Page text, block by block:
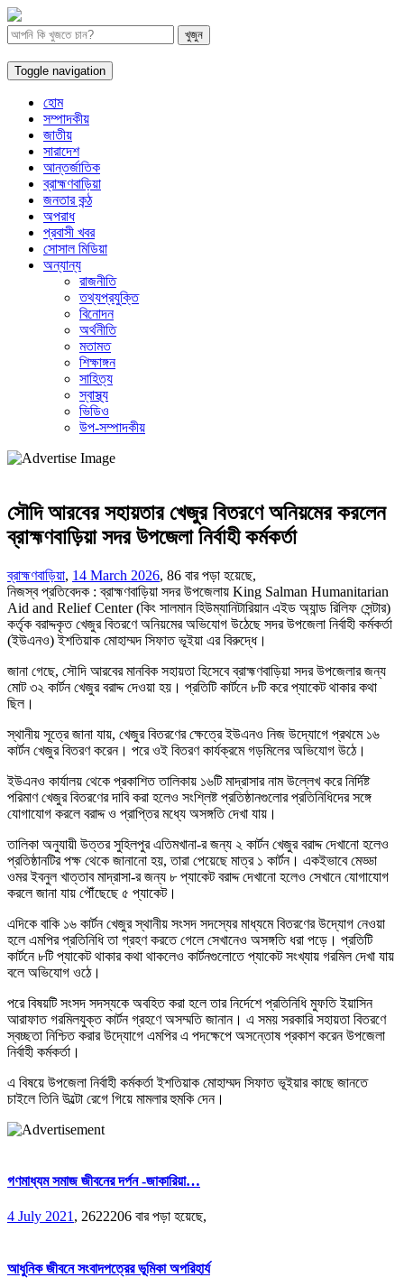
Toggle navigation
হোম
সম্পাদকীয়
জাতীয়
সারাদেশ
আন্তর্জাতিক
ব্রাহ্মণবাড়িয়া
জনতার কন্ঠ
অপরাধ
প্রবাসী খবর
সোসাল মিডিয়া
অন্যান্য
রাজনীতি
তথ্যপ্রযুক্তি
বিনোদন
অর্থনীতি
মতামত
শিক্ষাঙ্গন
সাহিত্য
স্বাস্থ্য
ভিডিও
উপ-সম্পাদকীয়
সৌদি আরবের সহায়তার খেজুর বিতরণে অনিয়মের করলেন
ব্রাহ্মণবাড়িয়া সদর উপজেলা নির্বাহী কর্মকর্তা
ব্রাহ্মণবাড়িয়া, 14 March 2026, 86 বার পড়া হয়েছে,
নিজস্ব প্রতিবেদক : ব্রাহ্মণবাড়িয়া সদর উপজেলায় King Salman Humanitarian
Aid and Relief Center (কিং সালমান হিউম্যানিটারিয়ান এইড অ্যান্ড রিলিফ সেন্টার)
কর্তৃক বরাদ্দকৃত খেজুর বিতরণে অনিয়মের অভিযোগ উঠেছে সদর উপজেলা নির্বাহী কর্মকর্তা
(ইউএনও) ইশতিয়াক মোহাম্মদ সিফাত ভূইয়া এর বিরুদ্ধে।
জানা গেছে, সৌদি আরবের মানবিক সহায়তা হিসেবে ব্রাহ্মণবাড়িয়া সদর উপজেলার জন্য
মোট ৩২ কার্টন খেজুর বরাদ্দ দেওয়া হয়। প্রতিটি কার্টনে ৮টি করে প্যাকেট থাকার কথা
ছিল।
স্থানীয় সূত্রে জানা যায়, খেজুর বিতরণের ক্ষেত্রে ইউএনও নিজ উদ্যোগে প্রথমে ১৬
কার্টন খেজুর বিতরণ করেন। পরে ওই বিতরণ কার্যক্রমে গড়মিলের অভিযোগ উঠে।
ইউএনও কার্যালয় থেকে প্রকাশিত তালিকায় ১৬টি মাদ্রাসার নাম উল্লেখ করে নির্দিষ্ট
পরিমাণ খেজুর বিতরণের দাবি করা হলেও সংশ্লিষ্ট প্রতিষ্ঠানগুলোর প্রতিনিধিদের সঙ্গে
যোগাযোগ করলে বরাদ্দ ও প্রাপ্তির মধ্যে অসঙ্গতি দেখা যায়।
তালিকা অনুযায়ী উত্তর সুহিলপুর এতিমখানা-র জন্য ২ কার্টন খেজুর বরাদ্দ দেখানো হলেও
প্রতিষ্ঠানটির পক্ষ থেকে জানানো হয়, তারা পেয়েছে মাত্র ১ কার্টন। একইভাবে মেড্ডা
ওমর ইবনুল খাত্তাব মাদ্রাসা-র জন্য ৮ প্যাকেট বরাদ্দ দেখানো হলেও সেখানে যোগাযোগ
করলে জানা যায় পৌঁছেছে ৫ প্যাকেট।
এদিকে বাকি ১৬ কার্টন খেজুর স্থানীয় সংসদ সদস্যের মাধ্যমে বিতরণের উদ্যোগ নেওয়া
হলে এমপির প্রতিনিধি তা গ্রহণ করতে গেলে সেখানেও অসঙ্গতি ধরা পড়ে। প্রতিটি
কার্টনে ৮টি প্যাকেট থাকার কথা থাকলেও কার্টনগুলোতে প্যাকেট সংখ্যায় গরমিল দেখা যায়
বলে অভিযোগ ওঠে।
পরে বিষয়টি সংসদ সদস্যকে অবহিত করা হলে তার নির্দেশে প্রতিনিধি মুফতি ইয়াসিন
আরাফাত গরমিলযুক্ত কার্টন গ্রহণে অসম্মতি জানান। এ সময় সরকারি সহায়তা বিতরণে
স্বচ্ছতা নিশ্চিত করার উদ্যোগে এমপির এ পদক্ষেপে অসন্তোষ প্রকাশ করেন উপজেলা
নির্বাহী কর্মকর্তা।
এ বিষয়ে উপজেলা নির্বাহী কর্মকর্তা ইশতিয়াক মোহাম্মদ সিফাত ভূইয়ার কাছে জানতে
চাইলে তিনি উল্টো রেগে গিয়ে মামলার হুমকি দেন।
গণমাধ্যম সমাজ জীবনের দর্পন -জাকারিয়া…
4 July 2021 , 2622206 বার পড়া হয়েছে,
আধুনিক জীবনে সংবাদপত্রের ভূমিকা অপরিহার্য